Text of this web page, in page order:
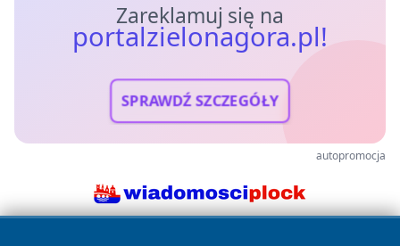
Zareklamuj się na
portalzielonagora.pl!
SPRAWDŹ SZCZEGÓŁY
autopromocja